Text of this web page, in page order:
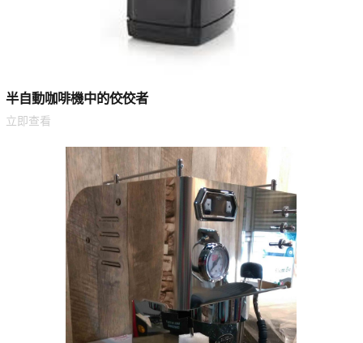
半自動咖啡機中的佼佼者
立即查看